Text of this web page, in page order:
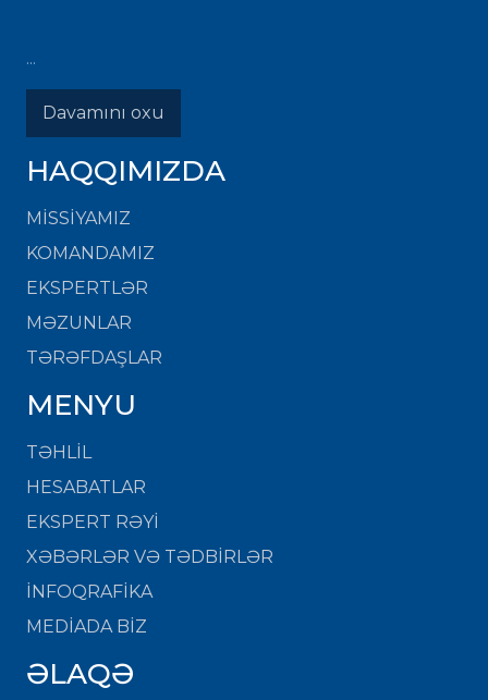
...
Davamını oxu
HAQQIMIZDA
MISSIYAMIZ
KOMANDAMIZ
EKSPERTLƏR
MƏZUNLAR
TƏRƏFDAŞLAR
MENYU
TƏHLİL
HESABATLAR
EKSPERT RƏYİ
XƏBƏRLƏR VƏ TƏDBİRLƏR
İNFOQRAFİKA
MEDİADA BİZ
ƏLAQƏ